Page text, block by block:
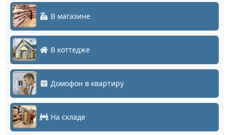
В магазине
В коттедже
Домофон в квартиру
На складе